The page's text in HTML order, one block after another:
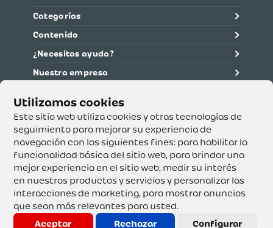
Este sitio web utiliza cookies y otras tecnologías de
seguimiento para mejorar su experiencia de
navegación con los siguientes fines: para habilitar la
funcionalidad básica del sitio web, para brindar una
mejor experiencia en el sitio web, medir su interés
en nuestros productos y servicios y personalizar las
interacciones de marketing, para mostrar anuncios
que sean más relevantes para usted.
Aceptar
Rechazar Configurar
Categorías
Contenido
¿Necesitas ayuda?
Nuestra empresa
Supertiendas y Drogería Olímpica S.A. - Nit 890.107.487 -
Dirección de notificación: Calle 53 No. 46-192 local 3-01
Teléfono: 3232540999 - Correo:
servicioalcliente@olimpica.com.co
Copyright o Actualización 2023 OLÍMPICA S.A. Derechos
Reservados.